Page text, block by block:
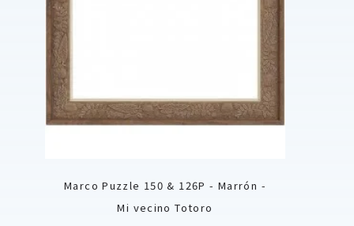
Marco Puzzle 150 & 126P - Marrón -
Mi vecino Totoro